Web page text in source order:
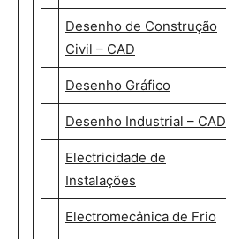
Desenho de Construção
Civil – CAD
Desenho Gráfico
Desenho Industrial – CAD
Electricidade de
Instalações
Electromecânica de Frio